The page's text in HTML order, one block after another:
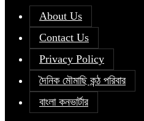
About Us
Contact Us
Privacy Policy
দৈনিক মৌমাছি কন্ঠ পরিবার
বাংলা কনভার্টার